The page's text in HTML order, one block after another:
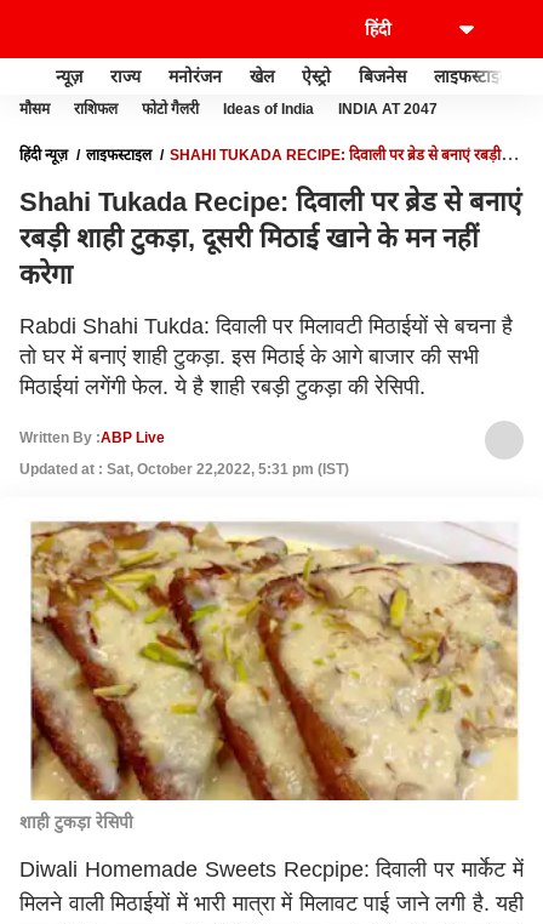
न्यूज़ राज्य मनोरंजन खेल ऐस्ट्रो बिजनेस लाइफस्टाइल
मौसम राशिफल फोटो गैलरी Ideas of India INDIA AT 2047
हिंदी न्यूज़ लाइफस्टाइल
SHAHI TUKADA RECIPE: दिवाली पर ब्रेड से बनाएं रबड़ी
Shahi Tukada Recipe: दिवाली पर ब्रेड से बनाएं
रबड़ी शाही टुकड़ा, दूसरी मिठाई खाने के मन नहीं
करेगा
Rabdi Shahi Tukda: दिवाली पर मिलावटी मिठाईयों से बचना है
तो घर में बनाएं शाही टुकड़ा. इस मिठाई के आगे बाजार की सभी
मिठाईयां लगेंगी फेल. ये है शाही रबड़ी टुकड़ा की रेसिपी.
Written By :ABP Live
Updated at : Sat, October 22,2022, 5:31 pm (IST)
शाही टुकड़ा रेसिपी
Diwali Homemade Sweets Recpipe: दिवाली पर मार्केट में
मिलने वाली मिठाईयों में भारी मात्रा में मिलावट पाई जाने लगी है. यही